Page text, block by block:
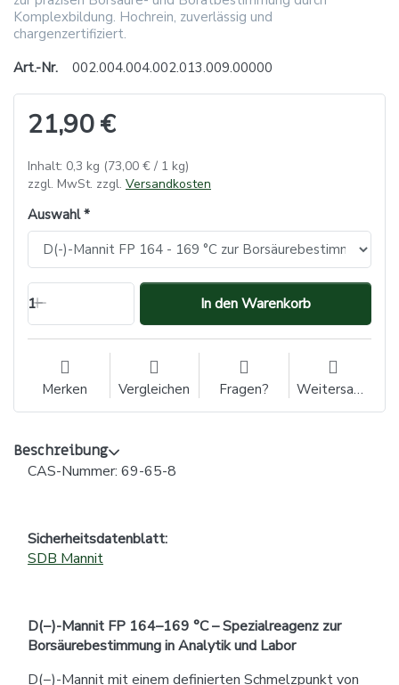
Komplexbildung. Hochrein, zuverlässig und
chargenzertifiziert.
Art.-Nr.
002.004.004.002.013.009.00000
21,90 €
Inhalt: 0,3 kg (73,00 € / 1 kg)
zzgl. MwSt. zzgl. Versandkosten
Auswahl
1 In den Warenkorb
Merken Vergleichen Fragen? Weitersagen
Beschreibung
CAS-Nummer: 69-65-8
Sicherheitsdatenblatt:
SDB Mannit
D(−)-Mannit FP 164–169 °C – Spezialreagenz zur
Borsäurebestimmung in Analytik und Labor
D(−)-Mannit mit einem definierten Schmelzpunkt von